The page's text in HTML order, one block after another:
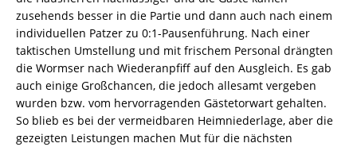
zusehends besser in die Partie und dann auch nach einem
individuellen Patzer zu 0:1-Pausenführung. Nach einer
taktischen Umstellung und mit frischem Personal drängten
die Wormser nach Wiederanpfiff auf den Ausgleich. Es gab
auch einige Großchancen, die jedoch allesamt vergeben
wurden bzw. vom hervorragenden Gästetorwart gehalten.
So blieb es bei der vermeidbaren Heimniederlage, aber die
gezeigten Leistungen machen Mut für die nächsten